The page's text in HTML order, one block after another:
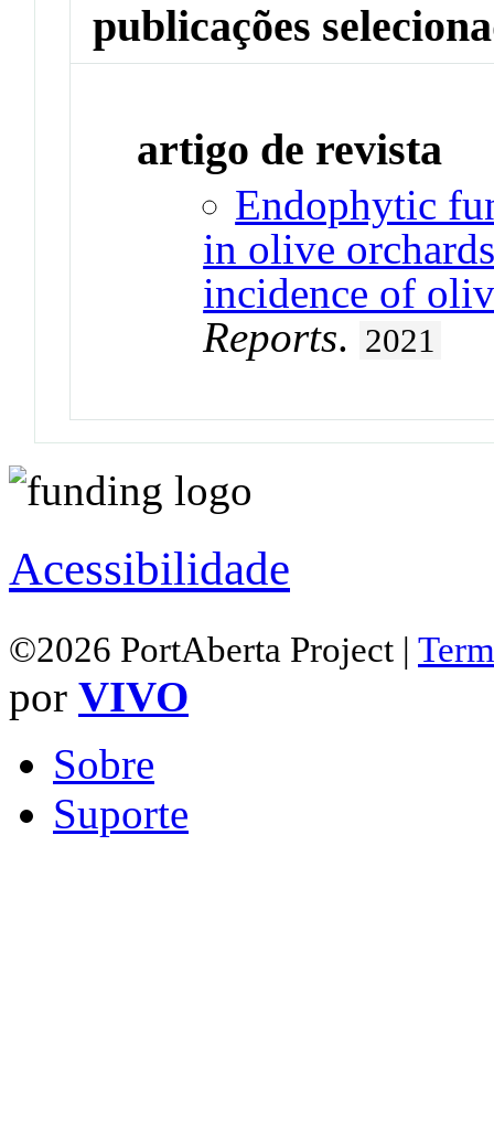
publicações
artigo de revista
Endophytic
in olive
incidence of
Reports. 2021
Acessibilidade
©2026 PortAberta Project |
por VIVO
Sobre
Suporte